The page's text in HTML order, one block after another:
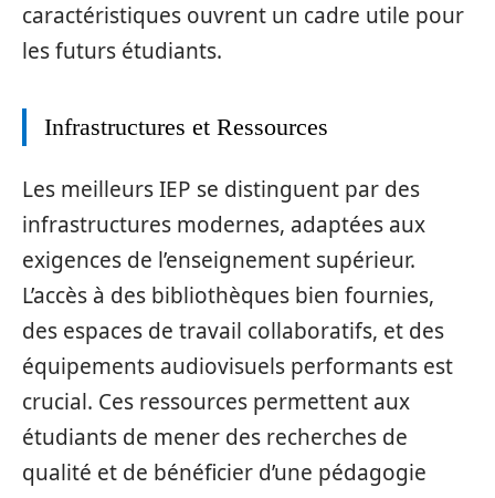
caractéristiques ouvrent un cadre utile pour
les futurs étudiants.
Infrastructures et Ressources
Les meilleurs IEP se distinguent par des
infrastructures modernes, adaptées aux
exigences de l’enseignement supérieur.
L’accès à des bibliothèques bien fournies,
des espaces de travail collaboratifs, et des
équipements audiovisuels performants est
crucial. Ces ressources permettent aux
étudiants de mener des recherches de
qualité et de bénéficier d’une pédagogie